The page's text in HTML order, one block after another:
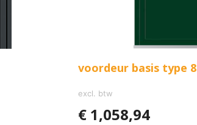
voordeur basis type 8
excl. btw
€ 1,058,94